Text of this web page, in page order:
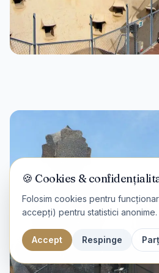
🍪 Cookies &
Folosim cookies pentru
accepți) pentru statistici anonime.
Accept Respinge